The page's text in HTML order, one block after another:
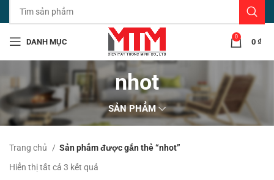
DANH MỤC
0
0 ₫
nhot
SẢN PHẨM
Trang chủ
Sản phẩm được gắn thẻ “nhot”
Hiển thị tất cả 3 kết quả